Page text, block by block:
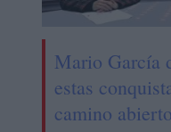
Mario García
estas
camino